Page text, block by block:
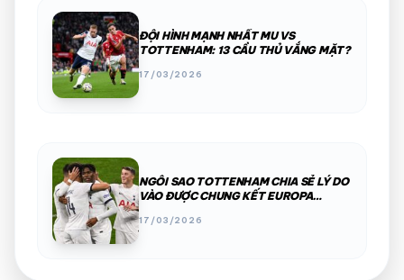
ĐỘI HÌNH MẠNH NHẤT MU VS
TOTTENHAM: 13 CẦU THỦ VẮNG MẶT?
17/03/2026
NGÔI SAO TOTTENHAM CHIA SẺ LÝ DO
VÀO ĐƯỢC CHUNG KẾT EUROPA
17/03/2026